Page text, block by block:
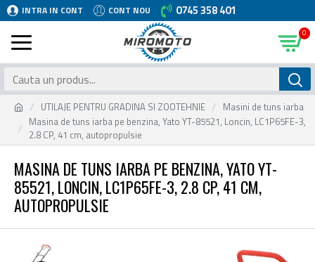
INTRA IN CONT CONT NOU 0745 358 401
0
UTILAJE PENTRU GRADINA SI ZOOTEHNIE
Masini de tuns iarba
Masina de tuns iarba pe benzina, Yato YT-85521, Loncin, LC1P65FE-3,
2.8 CP, 41 cm, autopropulsie
MASINA DE TUNS IARBA PE BENZINA, YATO YT-
85521, LONCIN, LC1P65FE-3, 2.8 CP, 41 CM,
AUTOPROPULSIE